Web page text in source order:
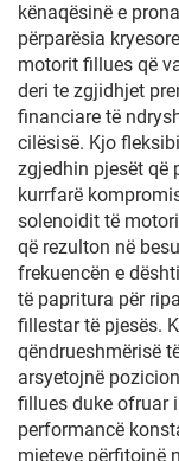
kënaqësinë e
përparësia
motorit fillues që
deri te zgjidhjet
financiare të
cilësisë. Kjo
zgjedhin pjesët që
kurrfarë
solenoidit të
që rezulton në
frekuencën e
të papritura për
fillestar të pjesës.
qëndrueshmërisë
arsyetojnë
fillues duke ofruar
performancë
mjeteve përfitojnë